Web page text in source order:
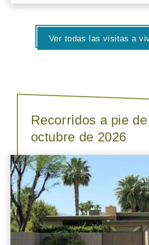
Ver todas las visitas a
Recorridos a pie de
octubre de 2026